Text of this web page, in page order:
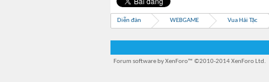
Diễn đàn WEBGAME Vua Hải Tặc
Forum software by XenForo™ ©2010-2014 XenForo Ltd.